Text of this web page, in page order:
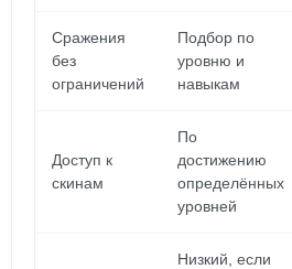
Сражения
без
ограничений
Подбор по
уровню и
навыкам
Доступ к
скинам
По
достижению
определённых
уровней
Низкий, если